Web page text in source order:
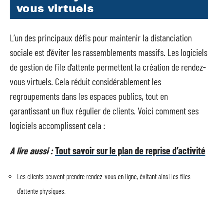
vous virtuels
L’un des principaux défis pour maintenir la distanciation
sociale est d’éviter les rassemblements massifs. Les logiciels
de gestion de file d’attente permettent la création de rendez-
vous virtuels. Cela réduit considérablement les
regroupements dans les espaces publics, tout en
garantissant un flux régulier de clients. Voici comment ses
logiciels accomplissent cela :
A lire aussi :Tout savoir sur le plan de reprise d’activité
Les clients peuvent prendre rendez-vous en ligne, évitant ainsi les files
d’attente physiques.